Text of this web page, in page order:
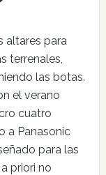
altares para
terrenales,
las botas.
el verano
cuatro
a Panasonic
para las
priori no